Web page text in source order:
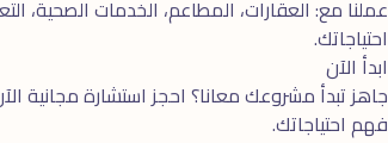
احتياجاتك.
ابدأ الآن
جاهز تبدأ مشروعك معانا؟ احجز استشارة مجانية
فهم احتياجاتك.